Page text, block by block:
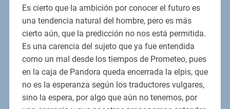
Es cierto que la ambición por conocer el futuro es
una tendencia natural del hombre, pero es más
cierto aún, que la predicción no nos está permitida.
Es una carencia del sujeto que ya fue entendida
como un mal desde los tiempos de Prometeo, pues
en la caja de Pandora queda encerrada la elpis, que
no es la esperanza según los traductores vulgares,
sino la espera, por algo que aún no tenemos, por